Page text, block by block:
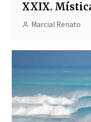
XXIX.
Marcial Renato